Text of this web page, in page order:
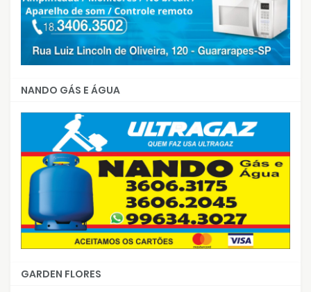
NANDO GÁS E ÁGUA
GARDEN FLORES